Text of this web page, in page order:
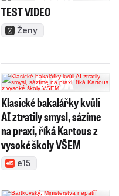
TEST VIDEO
Ženy
Klasické bakalářky kvůli
AI ztratily smysl, sázíme
na praxi, říká Kartous z
vysoké školy VŠEM
e15